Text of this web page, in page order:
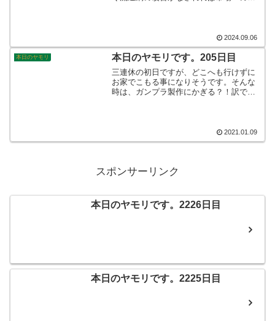
棚)は、すっからかんでお米の影も形もあ
りませんでしたが。。。そんなこんな
で、本日のヤモリです。
2024.09.06
本日のヤモリ 本日のヤモリです。205日目
三連休の初日ですが、どこへも行けずに
お家でこもる事になりそうです。そんな
時は、ガンプラ製作にかぎる？！訳です
2021.01.09
スポンサーリンク
本日のヤモリです。2226日目
本日のヤモリです。2225日目